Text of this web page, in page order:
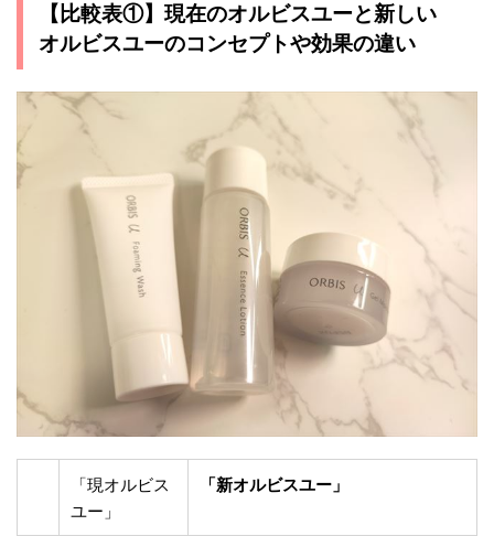
【比較表①】現在のオルビスユーと新しい
オルビスユーのコンセプトや効果の違い
「現オルビス
ユー」
「新オルビスユー」